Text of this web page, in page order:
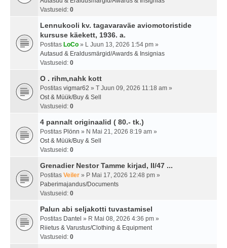
Vastuseid: 0
Lennukooli kv. tagavaraväe aviomotoristide
kursuse käekett, 1936. a.
Postitas LoCo » L Juun 13, 2026 1:54 pm »
Autasud & Eraldusmärgid/Awards & Insignias
Vastuseid: 0
O . rihm,nahk kott
Postitas vigmar62 » T Juun 09, 2026 11:18 am »
Ost & Müük/Buy & Sell
Vastuseid: 0
4 pannalt originaalid ( 80.- tk.)
Postitas Plönn » N Mai 21, 2026 8:19 am »
Ost & Müük/Buy & Sell
Vastuseid: 0
Grenadier Nestor Tamme kirjad, II/47 ...
Postitas Veiler » P Mai 17, 2026 12:48 pm »
Paberimajandus/Documents
Vastuseid: 0
Palun abi seljakotti tuvastamisel
Postitas Dantel » R Mai 08, 2026 4:36 pm »
Riietus & Varustus/Clothing & Equipment
Vastuseid: 0